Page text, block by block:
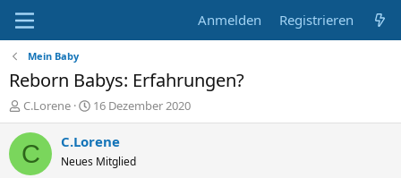
Anmelden Registrieren
Mein Baby
Reborn Babys: Erfahrungen?
E
r
s
t
C.Lorene
E
r
s
e
16 Dezember 2020
C C.Lorene
Neues Mitglied